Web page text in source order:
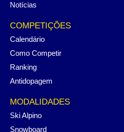
Notícias
COMPETIÇÕES
Calendário
Como Competir
Ranking
Antidopagem
MODALIDADES
Ski Alpino
Snowboard